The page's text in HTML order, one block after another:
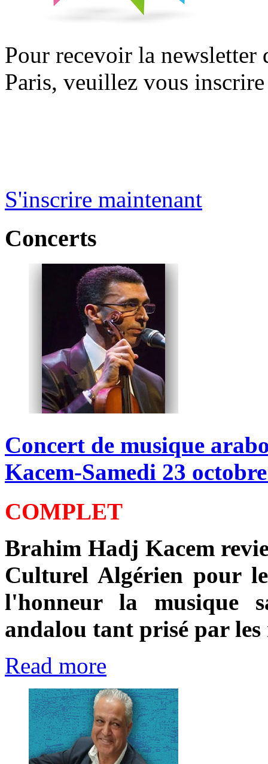
Pour recevoir la
Paris, veuillez vous
S'inscrire maintenant
Concerts
Concert de musique
Kacem-Samedi 23 octobre
COMPLET
Brahim Hadj Kacem
Culturel Algérien pour
l'honneur la musique
andalou tant prisé par les
Read more